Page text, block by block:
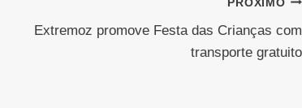
PRÓXIMO
Extremoz promove Festa das Crianças com
transporte gratuito